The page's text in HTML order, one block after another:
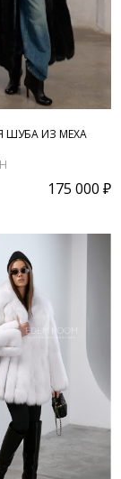
ШУБА ИЗ МЕХА
175 000 ₽